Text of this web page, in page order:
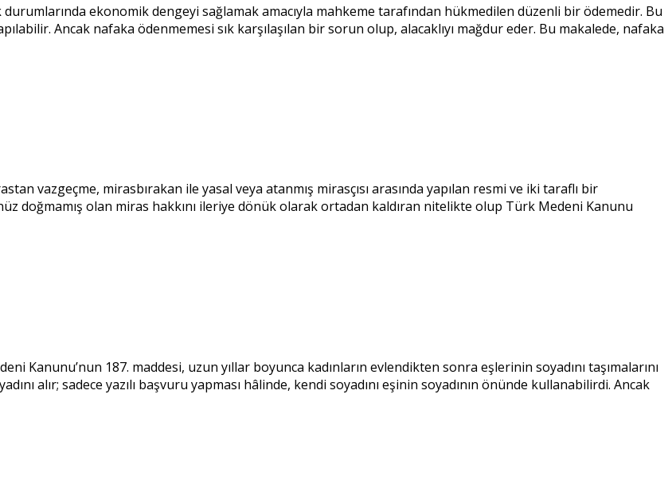
ekonomik dengeyi sağlamak amacıyla mahkeme tarafından hükmedilen düzenli bir ödemedir. Bu
Ancak nafaka ödenmemesi sık karşılaşılan bir sorun olup, alacaklıyı mağdur eder. Bu makalede, nafaka
vazgeçme, mirasbırakan ile yasal veya atanmış mirasçısı arasında yapılan resmi ve iki taraflı bir
doğmamış olan miras hakkını ileriye dönük olarak ortadan kaldıran nitelikte olup Türk Medeni Kanunu
Kanunu’nun 187. maddesi, uzun yıllar boyunca kadınların evlendikten sonra eşlerinin soyadını taşımalarını
alır; sadece yazılı başvuru yapması hâlinde, kendi soyadını eşinin soyadının önünde kullanabilirdi. Ancak